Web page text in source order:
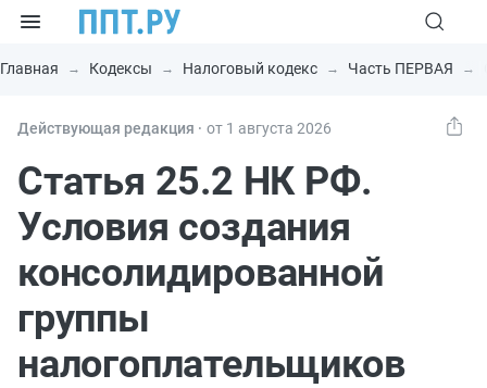
Главная Кодексы Налоговый кодекс Часть ПЕРВАЯ
Действующая редакция ⸱ от 1 августа 2026
Статья 25.2 НК РФ.
Условия создания
консолидированной
группы
налогоплательщиков